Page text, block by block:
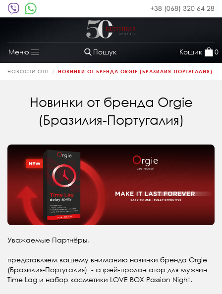
+38 (068) 320 64 28
Пошук Кошик 0
Меню
Toggle
navigation
НОВОСТИ ОПТ НОВИНКИ ОТ БРЕНДА ORGIE (БРАЗИЛИЯ-ПОРТУГАЛИЯ)
Новинки от бренда Orgie
(Бразилия-Португалия)
Уважаемые Партнёры,
представляем вашему вниманию новинки бренда Orgie
(Бразилия-Португалия) - спрей-пролонгатор для мужчин
Time Lag и набор косметики LOVE BOX Passion Night.